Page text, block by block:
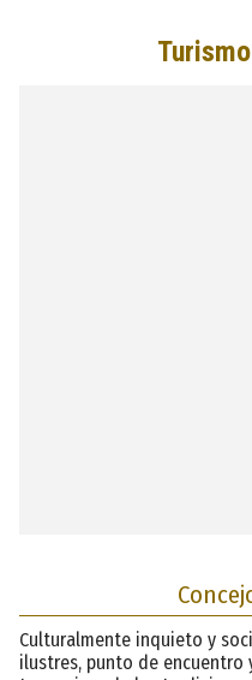
Culturalmente inquieto y
ilustres, punto de encuentro